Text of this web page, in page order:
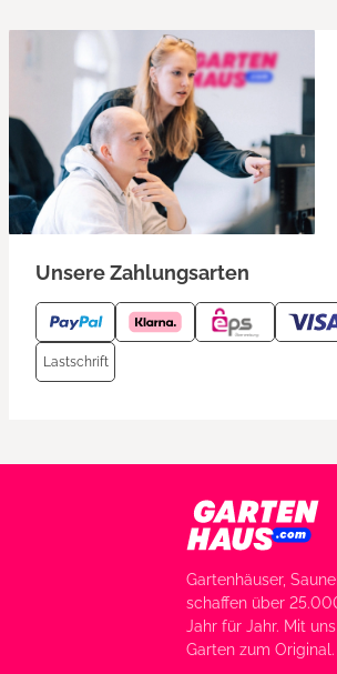
Unsere Zahlungsarten
Lastschrift
Gartenhäuser,
schaffen über
Jahr für Jahr. Mit
Garten zum Original.